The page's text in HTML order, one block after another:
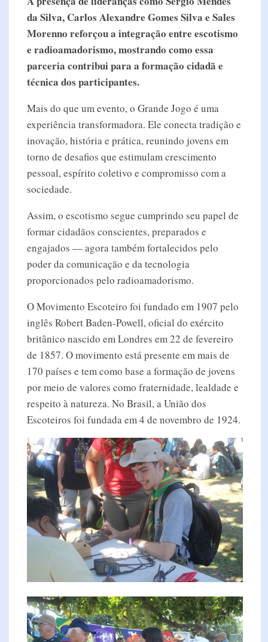
da Silva, Carlos Alexandre Gomes Silva e Sales
Morenno reforçou a integração entre escotismo
e radioamadorismo, mostrando como essa
parceria contribui para a formação cidadã e
técnica dos participantes.
Mais do que um evento, o Grande Jogo é uma
experiência transformadora. Ele conecta tradição e
inovação, história e prática, reunindo jovens em
torno de desafios que estimulam crescimento
pessoal, espírito coletivo e compromisso com a
sociedade.
Assim, o escotismo segue cumprindo seu papel de
formar cidadãos conscientes, preparados e
engajados — agora também fortalecidos pelo
poder da comunicação e da tecnologia
proporcionados pelo radioamadorismo.
O Movimento Escoteiro foi fundado em 1907 pelo
inglês Robert Baden-Powell, oficial do exército
britânico nascido em Londres em 22 de fevereiro
de 1857. O movimento está presente em mais de
170 países e tem como base a formação de jovens
por meio de valores como fraternidade, lealdade e
respeito à natureza. No Brasil, a União dos
Escoteiros foi fundada em 4 de novembro de 1924.